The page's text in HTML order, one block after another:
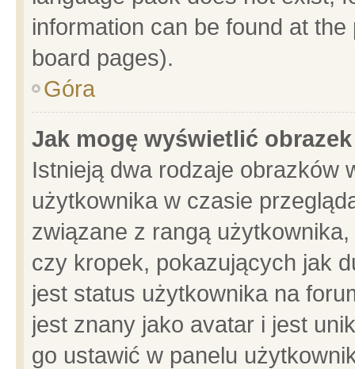
information can be found at
board pages).
Góra
Jak mogę wyświetlić
Istnieją dwa rodzaje obrazków
użytkownika w czasie
związane z rangą
czy kropek, pokazujących jak
jest status użytkownika na
jest znany jako avatar i jest
go ustawić w panelu